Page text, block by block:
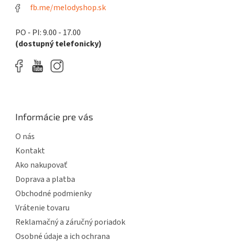
fb.me/melodyshop.sk
PO - PI: 9.00 - 17.00
(dostupný telefonicky)
Informácie pre vás
O nás
Kontakt
Ako nakupovať
Doprava a platba
Obchodné podmienky
Vrátenie tovaru
Reklamačný a záručný poriadok
Osobné údaje a ich ochrana